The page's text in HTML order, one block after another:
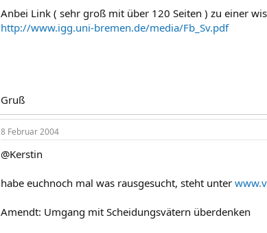
Anbei Link ( sehr groß mit über 120 Seiten ) zu einer
http://www.igg.uni-bremen.de/media/Fb_Sv.pdf
Gruß
8 Februar 2004
@Kerstin
habe euchnoch mal was rausgesucht, steht unter
Amendt: Umgang mit Scheidungsvätern überdenken